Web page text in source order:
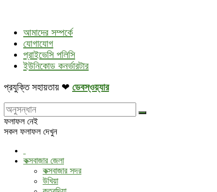
আমাদের সম্পর্কে
যোগাযোগ
প্রাইভেসি পলিসি
ইউনিকোড কনর্ভারটার
প্রযুক্তি সহায়তায় ❤ ডেবস্ওয়্যার
ফলাফল নেই
সকল ফলাফল দেখুন
কক্সবাজার জেলা
কক্সবাজার সদর
উখিয়া